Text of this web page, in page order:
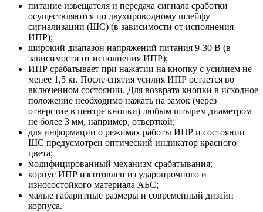
питание извещателя и передача сигнала сработки
осуществляются по двухпроводному шлейфу
сигнализации (ШС) (в зависимости от исполнения
ИПР);
широкий диапазон напряжений питания 9-30 В (в
зависимости от исполнения ИПР);
ИПР срабатывает при нажатии на кнопку с усилием не
менее 1,5 кг. После снятия усилия ИПР остается во
включенном состоянии. Для возврата кнопки в исходное
положение необходимо нажать на замок (через
отверстие в центре кнопки) любым штырем диаметром
не более 3 мм, например, отверткой;
для информации о режимах работы ИПР и состоянии
ШС предусмотрен оптический индикатор красного
цвета;
модифицированный механизм срабатывания;
корпус ИПР изготовлен из ударопрочного и
износостойкого материала АБС;
малые габаритные размеры и современный дизайн
корпуса.